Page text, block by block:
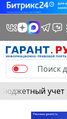
Бюджетный учет